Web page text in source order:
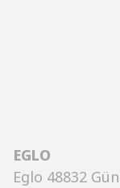
EGLO
Eglo 48832